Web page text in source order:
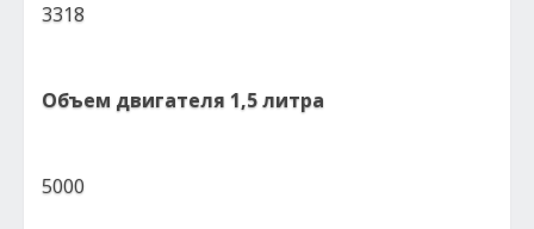
3318
Объем двигателя 1,5 литра
5000